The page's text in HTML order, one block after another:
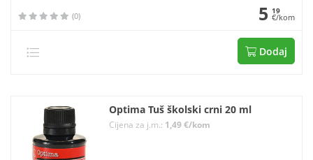
(0) 5 19
€/kom
Dodaj
Optima Tuš školski crni 20 ml
Cijena za j.m.: 1,49 €/kom